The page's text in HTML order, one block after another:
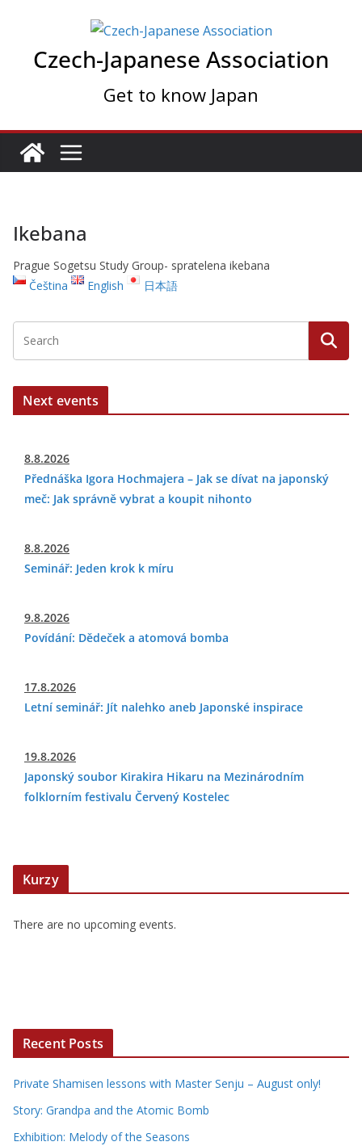
contentCzech-Japanese Association
Get to know Japan
Ikebana
Prague Sogetsu Study Group- spratelena ikebana
Čeština
English 日本語
Next events
8.8.2026
Přednáška Igora Hochmajera – Jak se dívat na japonský
meč: Jak správně vybrat a koupit nihonto
8.8.2026
Seminář: Jeden krok k míru
9.8.2026
Povídání: Dědeček a atomová bomba
17.8.2026
Letní seminář: Jít nalehko aneb Japonské inspirace
19.8.2026
Japonský soubor Kirakira Hikaru na Mezinárodním
folklorním festivalu Červený Kostelec
Kurzy
There are no upcoming events.
Recent Posts
Private Shamisen lessons with Master Senju – August only!
Story: Grandpa and the Atomic Bomb
Exhibition: Melody of the Seasons